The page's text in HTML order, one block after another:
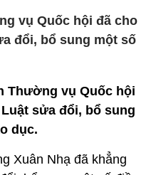
vụ Quốc hội đã cho
đổi, bổ sung một số
Thường vụ Quốc hội
sửa đổi, bổ sung
dục.
Xuân Nhạ đã khẳng